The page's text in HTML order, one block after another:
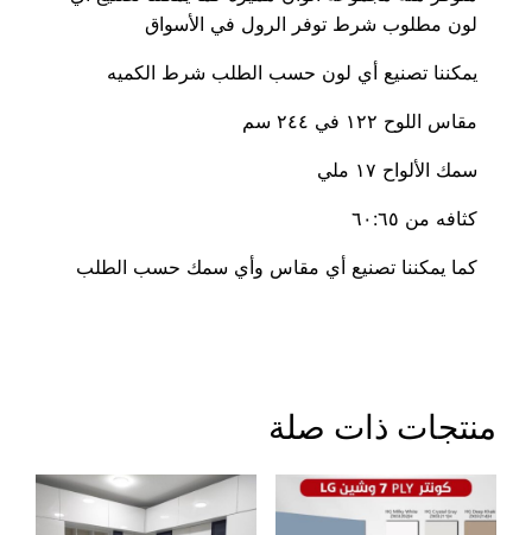
لون مطلوب شرط توفر الرول في الأسواق
يمكننا تصنيع أي لون حسب الطلب شرط الكميه
مقاس اللوح ١٢٢ في ٢٤٤ سم
سمك الألواح ١٧ ملي
كثافه من ٦٠:٦٥
كما يمكننا تصنيع أي مقاس وأي سمك حسب الطلب
منتجات ذات صلة